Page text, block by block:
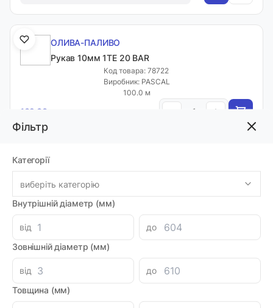
Фільтр
Категорії
виберіть категорію
Внутрішній діаметр (мм)
від
до
Зовнішній діаметр (мм)
від
до
Товщина (мм)
ОЛИВА-ПАЛИВО
Рукав 10мм 1ТЕ 20 BAR
Код товара: 78722
Виробник: PASCAL
100.0 м
182.88 грн +
Код товара: 68887
Артикул: 1001387
Виробник: ALFAGOMMA
252.48 грн
ОЛИВА-ПАЛИВО